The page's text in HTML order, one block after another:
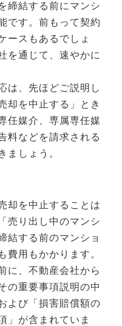
締結する前にマンシ
です。前もって契約
ースもあるでしょ
を通じて、速やかに
は、先ほどご説明し
却を中止する」とき
任媒介、専属専任媒
料などを請求される
ましょう。
却を中止することは
売り出し中のマンシ
結する前のマンショ
費用もかかります。
に、不動産会社から
の重要事項説明の中
よび「損害賠償額の
」が含まれていま